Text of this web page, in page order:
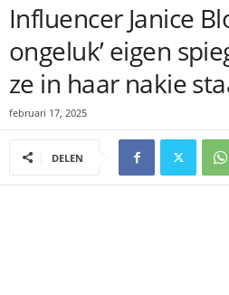
Influencer Janice
ongeluk’ eigen
ze in haar nakie
februari 17, 2025
DELEN